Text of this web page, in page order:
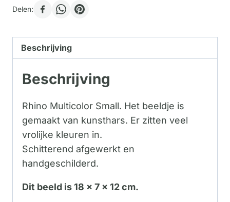
Delen:
Beschrijving
Beschrijving
Rhino Multicolor Small. Het beeldje is
gemaakt van kunsthars. Er zitten veel
vrolijke kleuren in.
Schitterend afgewerkt en
handgeschilderd.
Dit beeld is 18 x 7 x 12 cm.